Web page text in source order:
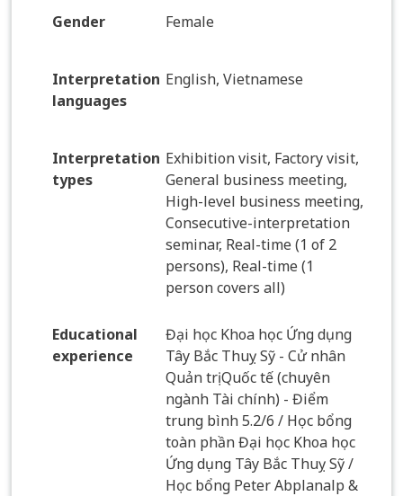
Gender Female
Interpretation
languages
English, Vietnamese
Interpretation
types
Exhibition visit, Factory visit,
General business meeting,
High-level business meeting,
Consecutive-interpretation
seminar, Real-time (1 of 2
persons), Real-time (1
person covers all)
Educational
experience
Đại học Khoa học Ứng dụng
Tây Bắc Thuỵ Sỹ - Cử nhân
Quản trị Quốc tế (chuyên
ngành Tài chính) - Điểm
trung bình 5.2/6 / Học bổng
toàn phần Đại học Khoa học
Ứng dụng Tây Bắc Thuỵ Sỹ /
Học bổng Peter Abplanalp &